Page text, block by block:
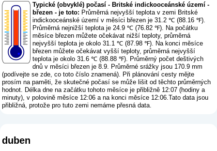
Typické (obvyklé) počasí - Britské indickooceánské území -
březen - je toto: Průměrná nejvyšší teplota v zemi Britské
indickooceánské území v měsíci březen je 31.2 ℃ (88.16 ℉).
Průměrná nejnižší teplota je 24.9 ℃ (76.82 ℉). Na počátku
měsíce březen můžete očekávat nižší teploty, průměrná
nejvyšší teplota je okolo 31.1 ℃ (87.98 ℉). Na konci měsíce
březen můžete očekávat vyšší teploty, průměrná nejvyšší
teplota je okolo 31.6 ℃ (88.88 ℉). Průměrný počet deštivých
dnů v měsíci březen je 8.9. Průměrné srážky jsou 170.9 mm
(podívejte se zde, co toto číslo znamená). Při plánování cesty mějte
prosím na paměti, že skutečné počasí se může lišit od těchto průměrných
hodnot. Délka dne na začátku tohoto měsíce je přibližně 12:07 (hodiny a
minuty), v polovině měsíce 12:06 a na konci měsíce 12:06.Tato data jsou
přibližná, protože pro tuto zemi nemáme přesná data.
duben